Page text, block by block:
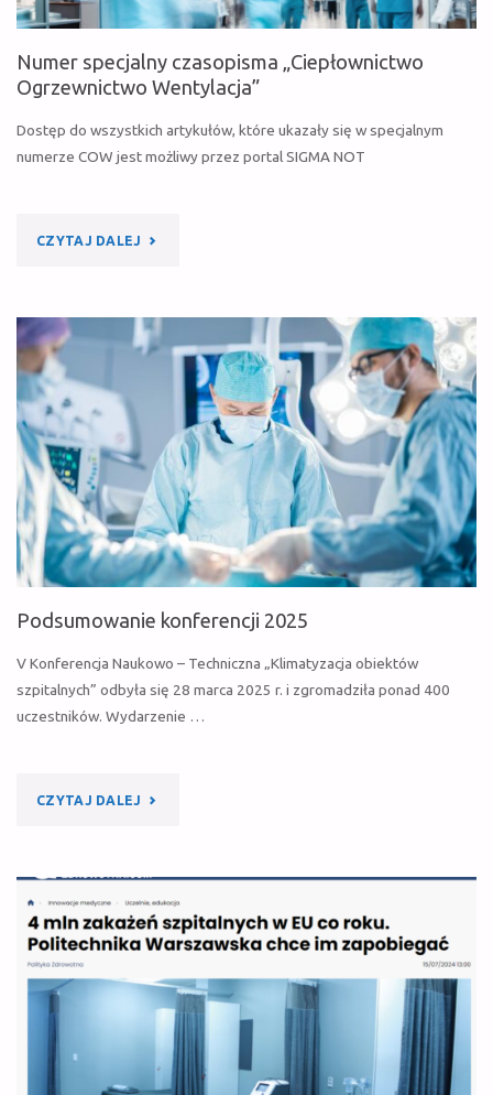
Numer specjalny czasopisma „Ciepłownictwo
Ogrzewnictwo Wentylacja”
Dostęp do wszystkich artykułów, które ukazały się w specjalnym
numerze COW jest możliwy przez portal SIGMA NOT
CZYTAJ DALEJ "NUMER
CZASOPISMA
„CIEPŁOWNICTWO
OGRZEWNICTWO
WENTYLACJA”"
Podsumowanie konferencji 2025
V Konferencja Naukowo – Techniczna „Klimatyzacja obiektów
szpitalnych” odbyła się 28 marca 2025 r. i zgromadziła ponad 400
uczestników. Wydarzenie …
CZYTAJ DALEJ "PODSUMOWANIE
2025"